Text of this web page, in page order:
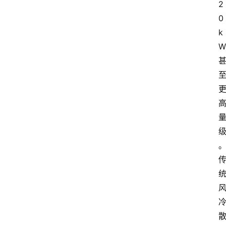
2
0
k
W
甚
至
更
高
量
级
。
传
统
风
冷
散